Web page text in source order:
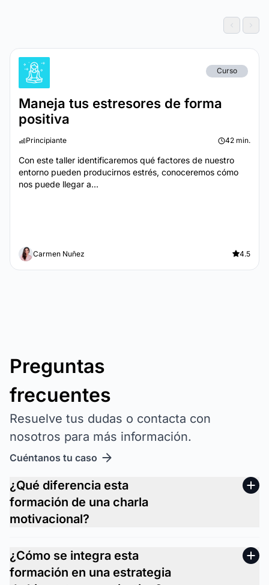
Curso
Maneja tus estresores de forma
positiva
Principiante 42 min.
Con este taller identificaremos qué factores de nuestro
entorno pueden producirnos estrés, conoceremos cómo
nos puede llegar a...
Carmen Nuñez 4.5
Preguntas
frecuentes
Resuelve tus dudas o contacta con
nosotros para más información.
Cuéntanos tu caso
¿Qué diferencia esta
formación de una charla
motivacional?
¿Cómo se integra esta
formación en una estrategia